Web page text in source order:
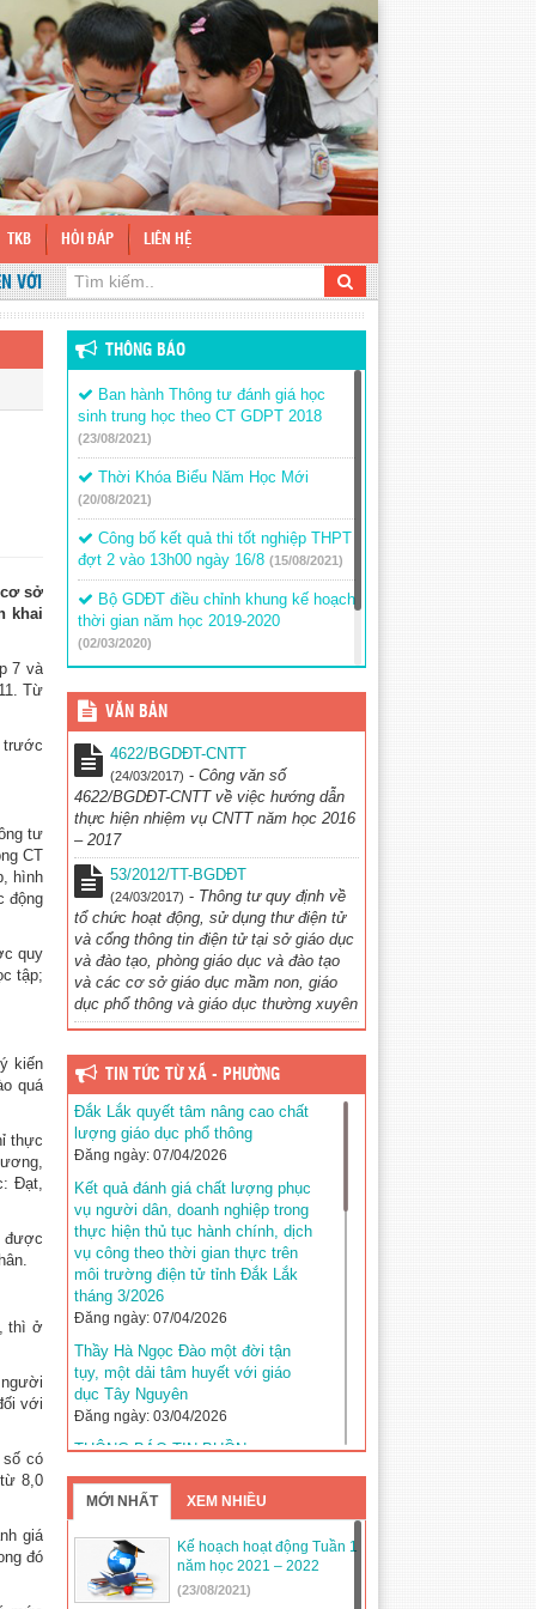
TKB HỎI ĐÁP LIÊN HỆ
WEBSITE TRƯỜNG THCS TÂN LỢI
sở
khai
7 và
Từ
trước
tư
CT
hình
động
quy
tập;
kiến
quá
thực
Đạt,
được
thì ở
với
số có
8,0
giá
đó
THÔNG BÁO
Ban hành Thông tư đánh giá học
sinh trung học theo CT GDPT 2018
(23/08/2021)
Thời Khóa Biểu Năm Học Mới
(20/08/2021)
Công bố kết quả thi tốt nghiệp THPT
đợt 2 vào 13h00 ngày 16/8 (15/08/2021)
Bộ GDĐT điều chỉnh khung kế hoạch
thời gian năm học 2019-2020
(02/03/2020)
định sách giáo khoa lớp 1
VĂN BẢN
4622/BGDĐT-CNTT
(24/03/2017) - Công văn số
4622/BGDĐT-CNTT về việc hướng dẫn
thực hiện nhiệm vụ CNTT năm học 2016
– 2017
53/2012/TT-BGDĐT
(24/03/2017) - Thông tư quy định về
tổ chức hoạt động, sử dụng thư điện tử
và cổng thông tin điện tử tại sở giáo dục
và đào tạo, phòng giáo dục và đào tạo
và các cơ sở giáo dục mầm non, giáo
dục phổ thông và giáo dục thường xuyên
TIN TỨC TỪ XÃ - PHƯỜNG
Đắk Lắk quyết tâm nâng cao chất
lượng giáo dục phổ thông
Đăng ngày: 07/04/2026
Kết quả đánh giá chất lượng phục
vụ người dân, doanh nghiệp trong
thực hiện thủ tục hành chính, dịch
vụ công theo thời gian thực trên
môi trường điện tử tỉnh Đắk Lắk
tháng 3/2026
Đăng ngày: 07/04/2026
Thầy Hà Ngọc Đào một đời tận
tụy, một dải tâm huyết với giáo
dục Tây Nguyên
Đăng ngày: 03/04/2026
THÔNG BÁO TIN BUỒN
Kế hoạch tuyển sinh năm học
2026–2027 trên địa bàn tỉnh Đắk
Đăng ngày: 31/03/2026
Đắk Lắk khẳng định vị thế với 5
MỚI NHẤT XEM NHIỀU
Kế hoạch hoạt động Tuần 1
năm học 2021 – 2022
(23/08/2021)